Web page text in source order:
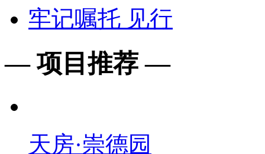
牢记嘱托 见行
— 项目推荐 —
天房·崇德园